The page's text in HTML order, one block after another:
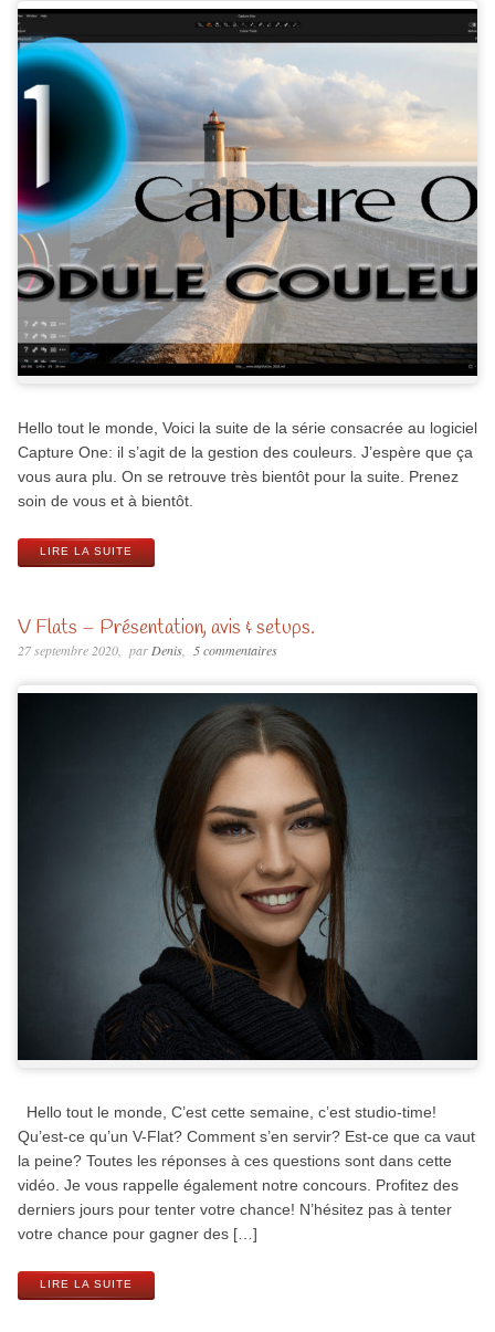
Hello tout le monde, Voici la suite de la série consacrée au logiciel
Capture One: il s’agit de la gestion des couleurs. J’espère que ça
vous aura plu. On se retrouve très bientôt pour la suite. Prenez
soin de vous et à bientôt.
LIRE LA SUITE
V Flats – Présentation, avis & setups.
27 septembre 2020 parDenis 5 commentaires
Hello tout le monde, C’est cette semaine, c’est studio-time!
Qu’est-ce qu’un V-Flat? Comment s’en servir? Est-ce que ca vaut
la peine? Toutes les réponses à ces questions sont dans cette
vidéo. Je vous rappelle également notre concours. Profitez des
derniers jours pour tenter votre chance! N’hésitez pas à tenter
votre chance pour gagner des […]
LIRE LA SUITE